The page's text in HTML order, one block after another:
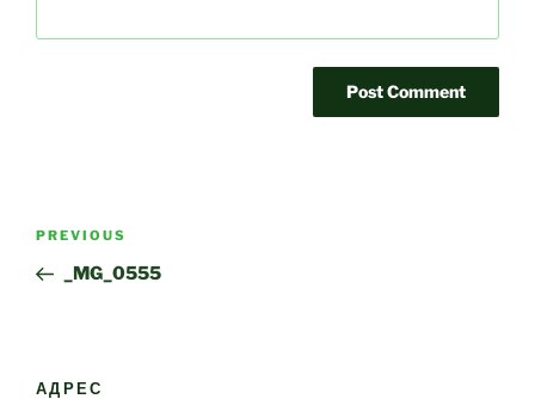
Post
Previous
Post
PREVIOUS
_MG_0555
АДРЕС